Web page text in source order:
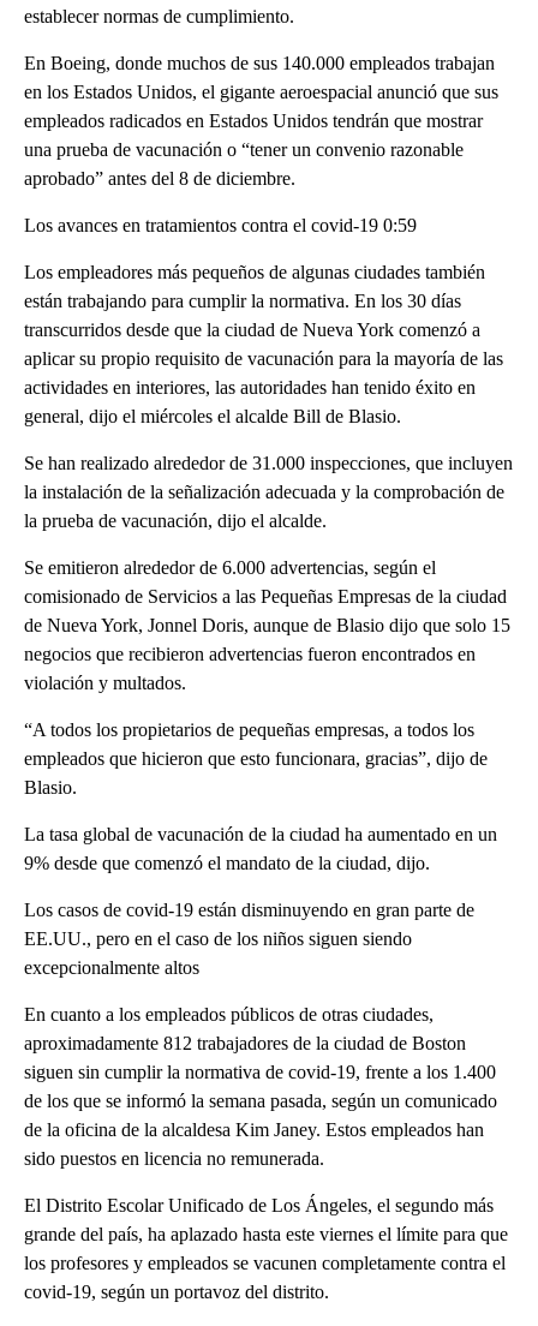
establecer normas de cumplimiento.
En Boeing, donde muchos de sus 140.000 empleados trabajan
en los Estados Unidos, el gigante aeroespacial anunció que sus
empleados radicados en Estados Unidos tendrán que mostrar
una prueba de vacunación o “tener un convenio razonable
aprobado” antes del 8 de diciembre.
Los avances en tratamientos contra el covid-19 0:59
Los empleadores más pequeños de algunas ciudades también
están trabajando para cumplir la normativa. En los 30 días
transcurridos desde que la ciudad de Nueva York comenzó a
aplicar su propio requisito de vacunación para la mayoría de las
actividades en interiores, las autoridades han tenido éxito en
general, dijo el miércoles el alcalde Bill de Blasio.
Se han realizado alrededor de 31.000 inspecciones, que incluyen
la instalación de la señalización adecuada y la comprobación de
la prueba de vacunación, dijo el alcalde.
Se emitieron alrededor de 6.000 advertencias, según el
comisionado de Servicios a las Pequeñas Empresas de la ciudad
de Nueva York, Jonnel Doris, aunque de Blasio dijo que solo 15
negocios que recibieron advertencias fueron encontrados en
violación y multados.
“A todos los propietarios de pequeñas empresas, a todos los
empleados que hicieron que esto funcionara, gracias”, dijo de
Blasio.
La tasa global de vacunación de la ciudad ha aumentado en un
9% desde que comenzó el mandato de la ciudad, dijo.
Los casos de covid-19 están disminuyendo en gran parte de
EE.UU., pero en el caso de los niños siguen siendo
excepcionalmente altos
En cuanto a los empleados públicos de otras ciudades,
aproximadamente 812 trabajadores de la ciudad de Boston
siguen sin cumplir la normativa de covid-19, frente a los 1.400
de los que se informó la semana pasada, según un comunicado
de la oficina de la alcaldesa Kim Janey. Estos empleados han
sido puestos en licencia no remunerada.
El Distrito Escolar Unificado de Los Ángeles, el segundo más
grande del país, ha aplazado hasta este viernes el límite para que
los profesores y empleados se vacunen completamente contra el
covid-19, según un portavoz del distrito.